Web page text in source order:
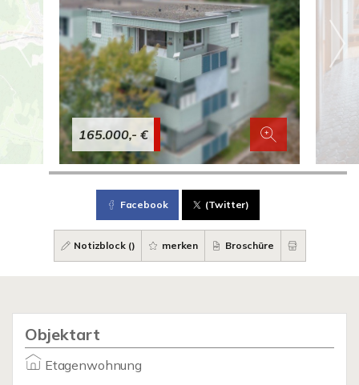
165.000,- €
Facebook (Twitter)
Notizblock () merken Broschüre
Objektart
Etagenwohnung